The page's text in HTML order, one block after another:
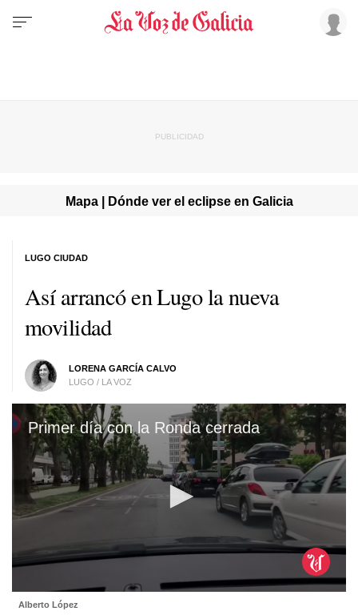
Mapa | Dónde ver el eclipse en Galicia
Así arrancó en Lugo la nueva
movilidad
LORENA GARCÍA CALVO
LUGO / LA VOZ
LUGO CIUDAD
Primer día con la Ronda cerrada
seconds
Alberto López